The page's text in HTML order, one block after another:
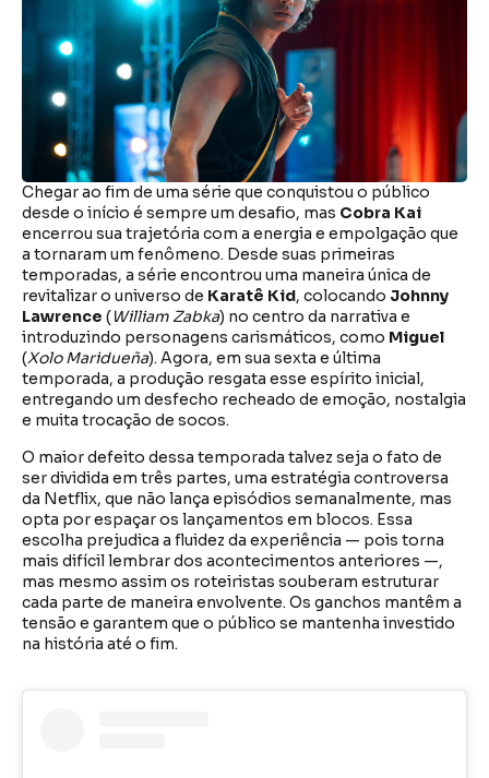
Chegar ao fim de uma série que conquistou o público
desde o início é sempre um desafio, mas Cobra Kai
encerrou sua trajetória com a energia e empolgação que
a tornaram um fenômeno. Desde suas primeiras
temporadas, a série encontrou uma maneira única de
revitalizar o universo de Karatê Kid, colocando Johnny
Lawrence (William Zabka) no centro da narrativa e
introduzindo personagens carismáticos, como Miguel
(Xolo Maridueña). Agora, em sua sexta e última
temporada, a produção resgata esse espírito inicial,
entregando um desfecho recheado de emoção, nostalgia
e muita trocação de socos.
O maior defeito dessa temporada talvez seja o fato de
ser dividida em três partes, uma estratégia controversa
da Netflix, que não lança episódios semanalmente, mas
opta por espaçar os lançamentos em blocos. Essa
escolha prejudica a fluidez da experiência — pois torna
mais difícil lembrar dos acontecimentos anteriores —,
mas mesmo assim os roteiristas souberam estruturar
cada parte de maneira envolvente. Os ganchos mantêm a
tensão e garantem que o público se mantenha investido
na história até o fim.